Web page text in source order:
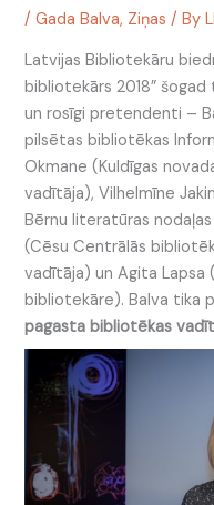
/Gada Balva, Ziņas / By
Latvijas Bibliotekāru
bibliotekārs 2018”
un rosīgi pretendenti –
pilsētas bibliotēkas
Okmane (Kuldīgas
vadītāja), Vilhelmīne
Bērnu literatūras
(Cēsu Centrālās
vadītāja) un Agita Lapsa
bibliotekāre). Balva tika
pagasta bibliotēkas